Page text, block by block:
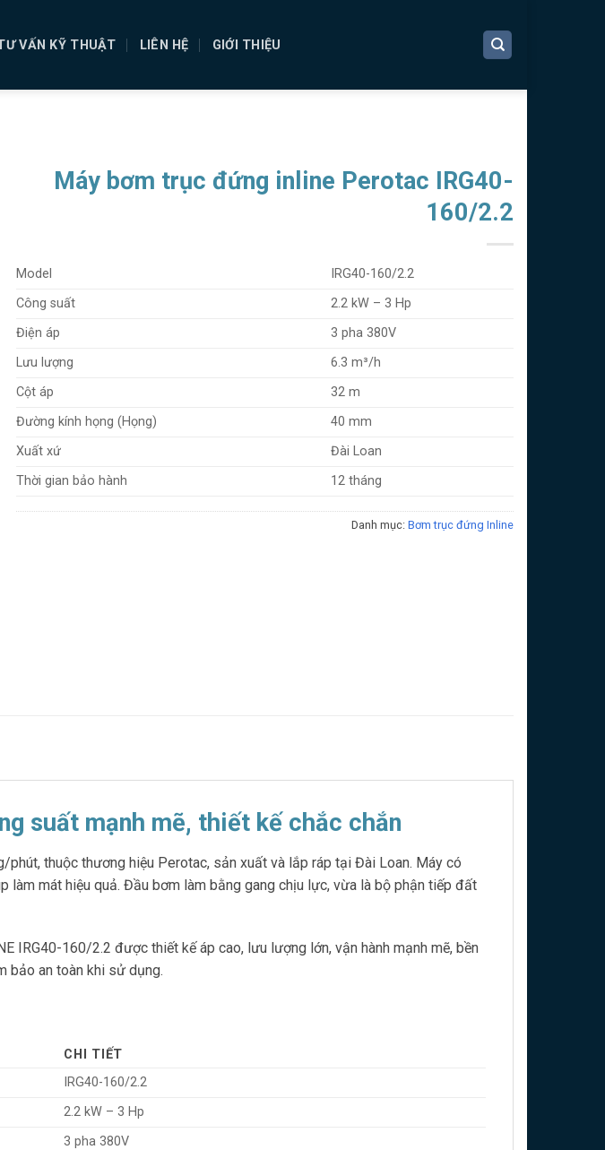
VẤN KỸ THUẬT LIÊN HỆ GIỚI THIỆU
Máy bơm trục đứng inline Perotac IRG40-
160/2.2
Model
IRG40-160/2.2
Công suất
2.2 kW – 3 Hp
Điện áp
3 pha 380V
Lưu lượng
6.3 m³/h
Cột áp
32 m
Đường kính họng (Họng)
40 mm
Xuất xứ
Đài Loan
Thời gian bảo hành
12 tháng
Danh mục: Bơm trục đứng Inline
suất mạnh mẽ, thiết kế chắc chắn
thuộc thương hiệu Perotac, sản xuất và lắp ráp tại Đài Loan. Máy có
mát hiệu quả. Đầu bơm làm bằng gang chịu lực, vừa là bộ phận tiếp đất
IRG40-160/2.2 được thiết kế áp cao, lưu lượng lớn, vận hành mạnh mẽ, bền
bảo an toàn khi sử dụng.
CHI TIẾT
IRG40-160/2.2
2.2 kW – 3 Hp
3 pha 380V